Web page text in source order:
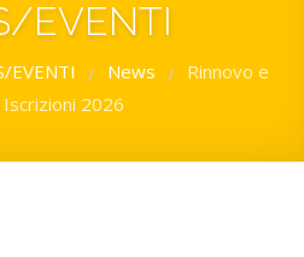
EVENTI
EVENTI / News / Rinnovo e
2026